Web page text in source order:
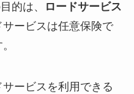
的は、
ロードサービス
ービスは任意保険で
ービスを利用できる